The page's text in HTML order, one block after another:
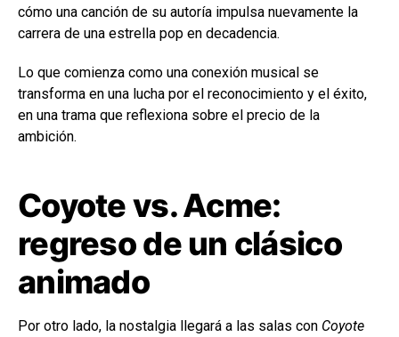
cómo una canción de su autoría impulsa nuevamente la
carrera de una estrella pop en decadencia.
Lo que comienza como una conexión musical se
transforma en una lucha por el reconocimiento y el éxito,
en una trama que reflexiona sobre el precio de la
ambición.
Coyote vs. Acme:
regreso de un clásico
animado
Por otro lado, la nostalgia llegará a las salas con Coyote